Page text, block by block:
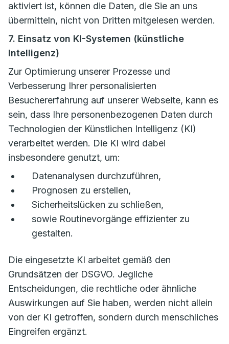
aktiviert ist, können die Daten, die Sie an uns
übermitteln, nicht von Dritten mitgelesen werden.
7. Einsatz von KI-Systemen (künstliche
Intelligenz)
Zur Optimierung unserer Prozesse und
Verbesserung Ihrer personalisierten
Besuchererfahrung auf unserer Webseite, kann es
sein, dass Ihre personenbezogenen Daten durch
Technologien der Künstlichen Intelligenz (KI)
verarbeitet werden. Die KI wird dabei
insbesondere genutzt, um:
Datenanalysen durchzuführen,
Prognosen zu erstellen,
Sicherheitslücken zu schließen,
sowie Routinevorgänge effizienter zu
gestalten.
Die eingesetzte KI arbeitet gemäß den
Grundsätzen der DSGVO. Jegliche
Entscheidungen, die rechtliche oder ähnliche
Auswirkungen auf Sie haben, werden nicht allein
von der KI getroffen, sondern durch menschliches
Eingreifen ergänzt.